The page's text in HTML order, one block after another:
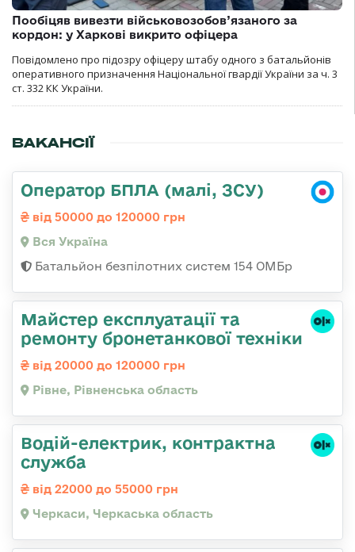
Пообіцяв вивезти військовозобов’язаного за
кордон: у Харкові викрито офіцера
Повідомлено про підозру офіцеру штабу одного з батальйонів
оперативного призначення Національної гвардії України за ч. 3
ст. 332 КК України.
ВАКАНСІЇ
Оператор БПЛА (малі, ЗСУ)
від 50000 до 120000 грн
Вся Україна
Батальйон безпілотних систем 154 ОМБр
Майстер експлуатації та
ремонту бронетанкової техніки
від 20000 до 120000 грн
Рівне, Рівненська область
Водій-електрик, контрактна
служба
від 22000 до 55000 грн
Черкаси, Черкаська область